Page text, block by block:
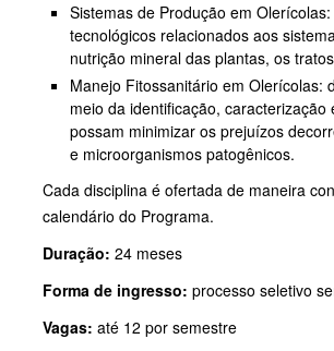
Sistemas de Produção em
tecnológicos relacionados aos
nutrição mineral das plantas, os
Manejo Fitossanitário em Olerícolas:
meio da identificação,
possam minimizar os prejuízos
e microorganismos patogênicos.
Cada disciplina é ofertada de maneira
calendário do Programa.
Duração: 24 meses
Forma de ingresso: processo seletivo
Vagas: até 12 por semestre